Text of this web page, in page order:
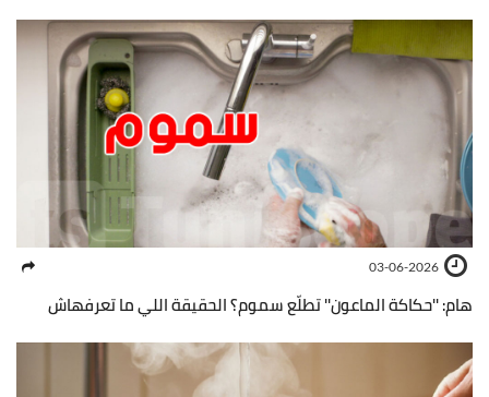
03-06-2026
هام: ''حكاكة الماعون'' تطلّع سموم؟ الحقيقة اللي ما تعرفهاش